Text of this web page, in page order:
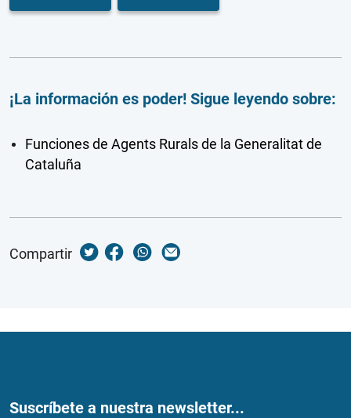
¡La información es poder! Sigue leyendo sobre:
Funciones de Agents Rurals de la Generalitat de
Cataluña
Compartir
Suscríbete a nuestra newsletter...